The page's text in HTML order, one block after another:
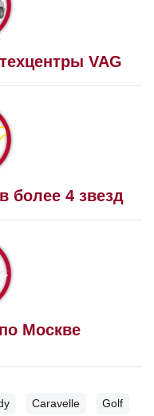
VAG
более 4 звезд
Москве
Caravelle Golf